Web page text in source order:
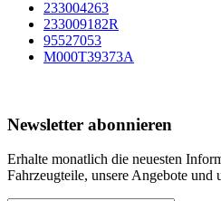
233004263
233009182R
95527053
M000T39373A
Newsletter abonnieren
Erhalte monatlich die neuesten
Fahrzeugteile, unsere Angebote und